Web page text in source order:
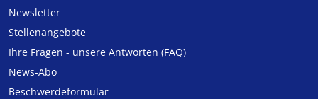
Newsletter
Stellenangebote
Ihre Fragen - unsere Antworten (FAQ)
News-Abo
Beschwerdeformular